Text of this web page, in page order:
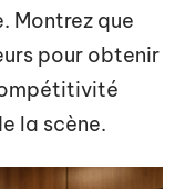
Montrez que
pour obtenir
la scène.